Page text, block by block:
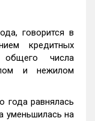
говорится в
кредитных
числа
и нежилом
года равнялась
уменьшилась на